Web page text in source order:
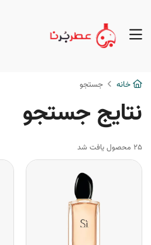
خانه جستجو
نتایج جستجو
25 محصول یافت شد